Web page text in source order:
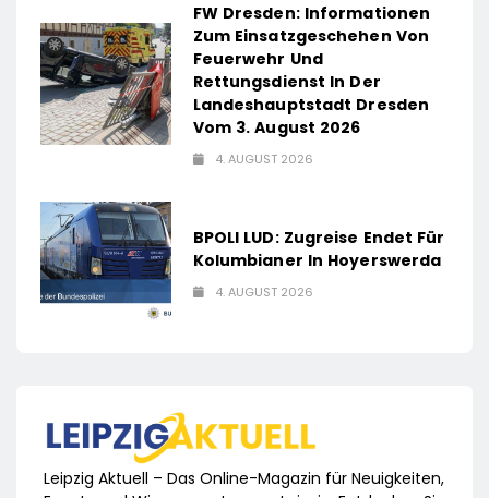
FW Dresden: Informationen
Zum Einsatzgeschehen Von
Feuerwehr Und
Rettungsdienst In Der
Landeshauptstadt Dresden
Vom 3. August 2026
4. AUGUST 2026
BPOLI LUD: Zugreise Endet Für
Kolumbianer In Hoyerswerda
4. AUGUST 2026
Leipzig Aktuell – Das Online-Magazin für Neuigkeiten,